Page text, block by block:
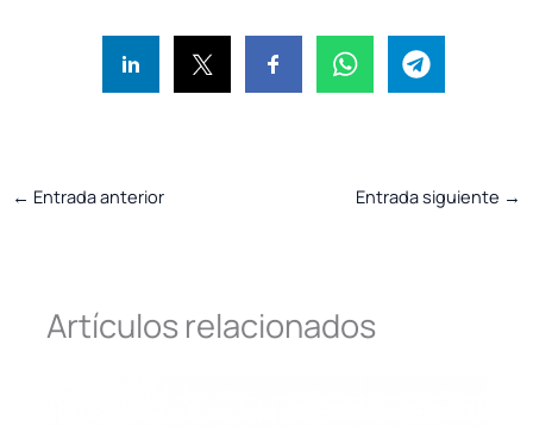
← Entrada anterior Entrada siguiente →
Artículos relacionados